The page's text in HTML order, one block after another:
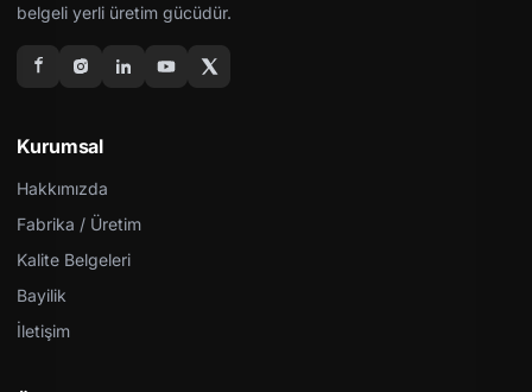
belgeli yerli üretim gücüdür.
Kurumsal
Hakkımızda
Fabrika / Üretim
Kalite Belgeleri
Bayilik
İletişim